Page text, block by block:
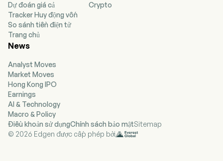
Dự đoán giá cả
Tracker Huy động vốn
So sánh tiền điện tử
Trang chủ
Crypto
News
Analyst Moves
Market Moves
Hong Kong IPO
Earnings
AI & Technology
Macro & Policy
Điều khoản sử dụngChính sách bảo mậtSitemap
© 2026 Edgen được cấp phép bởi